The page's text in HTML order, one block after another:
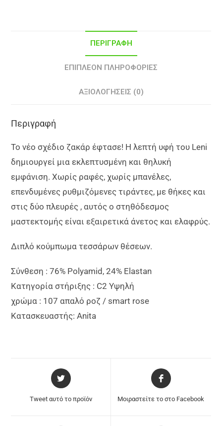
ΠΕΡΙΓΡΑΦΉ
ΕΠΙΠΛΈΟΝ ΠΛΗΡΟΦΟΡΊΕΣ
ΑΞΙΟΛΟΓΉΣΕΙΣ (0)
Περιγραφή
Το νέο σχέδιο ζακάρ έφτασε! Η λεπτή υφή του Leni
δημιουργεί μια εκλεπτυσμένη και θηλυκή
εμφάνιση. Χωρίς ραφές, χωρίς μπανέλες,
επενδυμένες ρυθμιζόμενες τιράντες, με θήκες και
στις δύο πλευρές , αυτός ο στηθόδεσμος
μαστεκτομής είναι εξαιρετικά άνετος και ελαφρύς.
Διπλό κούμπωμα τεσσάρων θέσεων.
Σύνθεση : 76% Polyamid, 24% Elastan
Κατηγορία στήριξης : C2 Υψηλή
χρώμα : 107 απαλό ροζ / smart rose
Κατασκευαστής: Anita
Tweet αυτό το προϊόν Μοιραστείτε το στο Facebook